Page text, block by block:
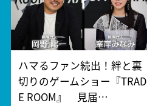
ハマるファン続出！絆と裏
切りのゲームショー『TRAD
E ROOM』 見届…